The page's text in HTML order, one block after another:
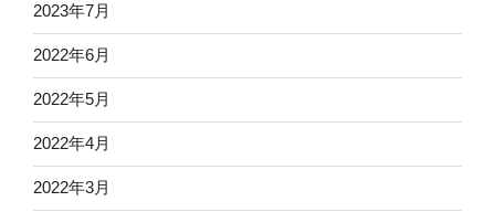
2023年7月
2022年6月
2022年5月
2022年4月
2022年3月